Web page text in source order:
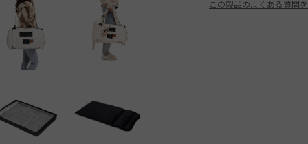
この製品のよくある質問